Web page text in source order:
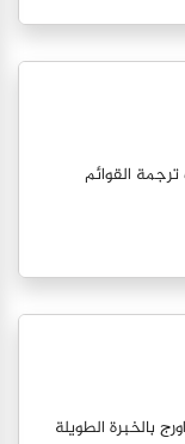
القوائم
بالخبرة الطويلة